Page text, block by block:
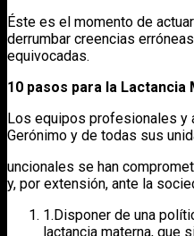
Éste es el momento de
derrumbar creencias
equivocadas.
10 pasos para la Lactancia
Los equipos profesionales y
Gerónimo y de todas sus
uncionales se han
y, por extensión, ante la
1.Disponer de una
lactancia materna, que